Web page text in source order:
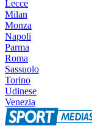
Lecce
Milan
Monza
Napoli
Parma
Roma
Sassuolo
Torino
Udinese
Venezia